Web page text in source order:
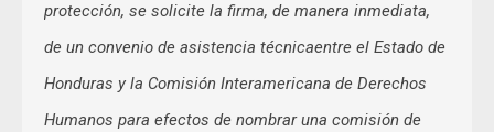
protección, se solicite la firma, de manera inmediata,
de un convenio de asistencia técnicaentre el Estado de
Honduras y la Comisión Interamericana de Derechos
Humanos para efectos de nombrar una comisión de